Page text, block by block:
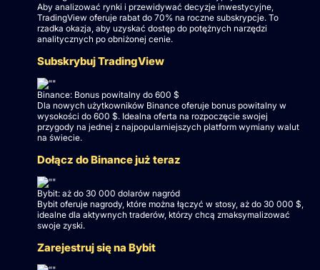
Aby analizować rynki i przewidywać decyzje inwestycyjne,
TradingView oferuje rabat do 70% na roczne subskrypcje. To
rzadka okazja, aby uzyskać dostęp do potężnych narzędzi
analitycznych po obniżonej cenie.
Subskrybuj TradingView
Binance: Bonus powitalny do 600 $
Dla nowych użytkowników Binance oferuje bonus powitalny w
wysokości do 600 $. Idealna oferta na rozpoczęcie swojej
przygody na jednej z najpopularniejszych platform wymiany walut
na świecie.
Dołącz do Binance już teraz
Bybit: aż do 30 000 dolarów nagród
Bybit oferuje nagrody, które można łączyć w stosy, aż do 30 000 $,
idealne dla aktywnych traderów, którzy chcą zmaksymalizować
swoje zyski.
Zarejestruj się na Bybit